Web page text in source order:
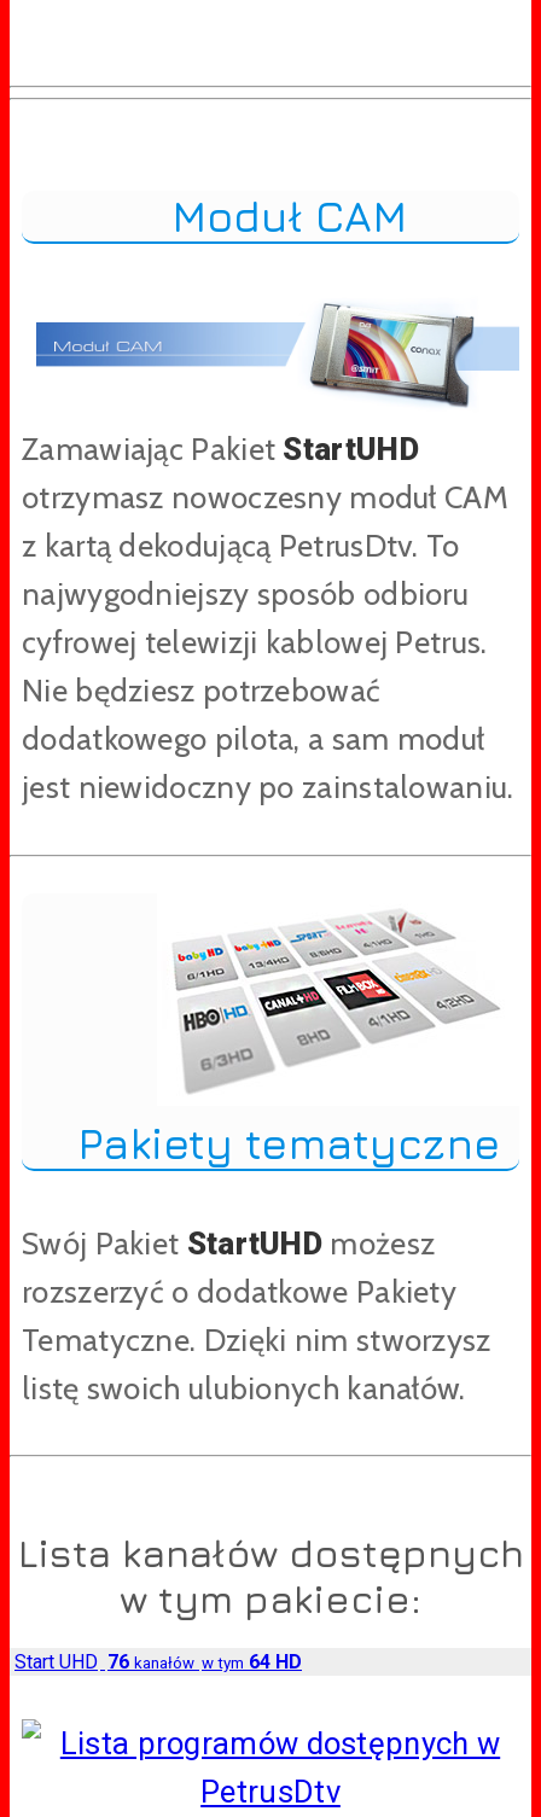
Moduł CAM
Zamawiając Pakiet StartUHD
otrzymasz nowoczesny moduł CAM
z kartą dekodującą PetrusDtv. To
najwygodniejszy sposób odbioru
cyfrowej telewizji kablowej Petrus.
Nie będziesz potrzebować
dodatkowego pilota, a sam moduł
jest niewidoczny po zainstalowaniu.
Pakiety tematyczne
Swój Pakiet StartUHD możesz
rozszerzyć o dodatkowe Pakiety
Tematyczne. Dzięki nim stworzysz
listę swoich ulubionych kanałów.
Lista kanałów dostępnych
w tym pakiecie:
Start UHD 76 kanałów w tym 64 HD